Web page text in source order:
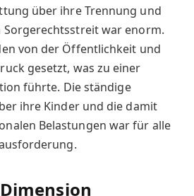
über ihre Trennung und
Sorgerechtsstreit war enorm.
von der Öffentlichkeit und
gesetzt, was zu einer
führte. Die ständige
ihre Kinder und die damit
Belastungen war für alle